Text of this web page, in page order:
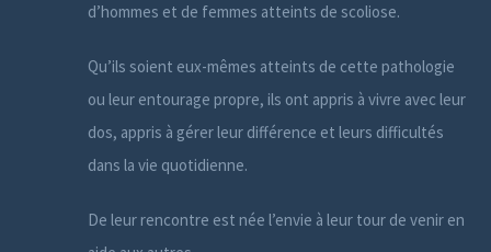
d’hommes et de femmes atteints de scoliose.
Qu’ils soient eux-mêmes atteints de cette pathologie
ou leur entourage propre, ils ont appris à vivre avec leur
dos, appris à gérer leur différence et leurs difficultés
dans la vie quotidienne.
De leur rencontre est née l’envie à leur tour de venir en